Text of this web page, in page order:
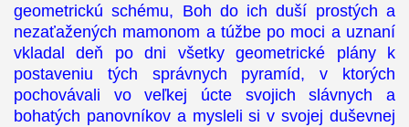
geometrickú schému, Boh do ich duší prostých a
nezaťažených mamonom a túžbe po moci a uznaní
vkladal deň po dni všetky geometrické plány k
postaveniu tých správnych pyramíd, v ktorých
pochovávali vo veľkej úcte svojich slávnych a
bohatých panovníkov a mysleli si v svojej duševnej